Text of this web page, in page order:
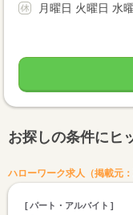
月曜日 火曜日 水
お探しの条件にヒ
ハローワーク求人（掲載元
パート・アルバイト